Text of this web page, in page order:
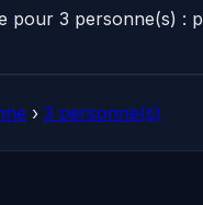
pour 3 personne(s)
› 3 personne(s)